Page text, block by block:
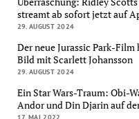
streamt ab sofort jetzt auf
29. AUGUST 2024
Der neue Jurassic Park-
Bild mit Scarlett Johansson
29. AUGUST 2024
Ein Star Wars-Traum: Obi-
Andor und Din Djarin auf